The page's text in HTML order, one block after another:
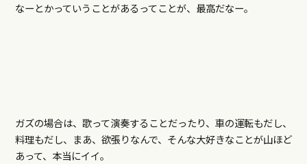
なーとかっていうことがあるってことが、最高だなー。
ガズの場合は、歌って演奏することだったり、車の運転もだし、
料理もだし、まあ、欲張りなんで、そんな大好きなことが山ほど
あって、本当にイイ。